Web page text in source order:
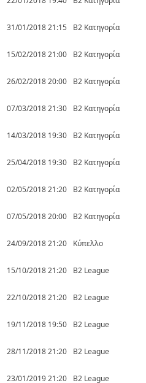
31/01/2018 21:15
Β2 Κατηγορία
15/02/2018 21:00 Β2 Κατηγορία
26/02/2018 20:00 Β2 Κατηγορία
07/03/2018 21:30 Β2 Κατηγορία
14/03/2018 19:30 Β2 Κατηγορία
25/04/2018 19:30 Β2 Κατηγορία
02/05/2018 21:20 Β2 Κατηγορία
07/05/2018 20:00 Β2 Κατηγορία
24/09/2018 21:20 Κύπελλο
15/10/2018 21:20 B2 League
22/10/2018 21:20 B2 League
19/11/2018 19:50 B2 League
28/11/2018 21:20 B2 League
23/01/2019 21:20 B2 League